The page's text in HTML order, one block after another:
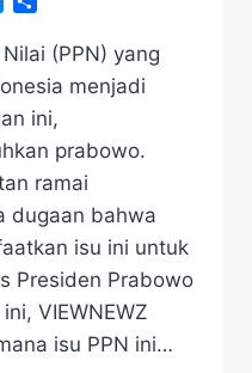
(PPN) yang
menjadi
ini,
prabowo.
ramai
dugaan bahwa
isu ini untuk
Presiden Prabowo
VIEWNEWZ
isu PPN ini…